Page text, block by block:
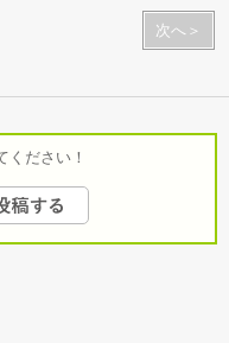
次へ＞
ください！